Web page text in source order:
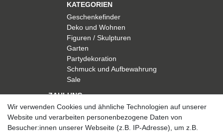
KATEGORIEN
Geschenkefinder
Deko und Wohnen
Figuren / Skulpturen
Garten
Partydekoration
Schmuck und Aufbewahrung
Sale
ZAHLUNG
Wir verwenden Cookies und ähnliche Technologien auf unserer
Website und verarbeiten personenbezogene Daten von
Besucher:innen unserer Webseite (z.B. IP-Adresse), um z.B.